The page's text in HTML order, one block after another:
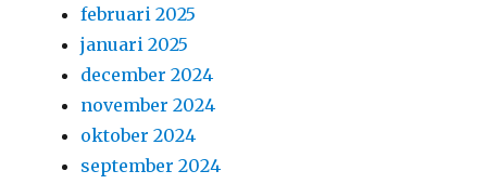
februari 2025
januari 2025
december 2024
november 2024
oktober 2024
september 2024